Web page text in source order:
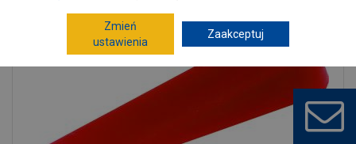
Zmień
ustawienia
Zaakceptuj